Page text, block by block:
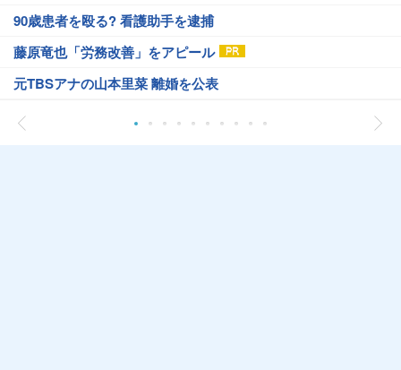
90歳患者を殴る? 看護助手を逮捕
藤原竜也「労務改善」をアピール
元TBSアナの山本里菜 離婚を公表